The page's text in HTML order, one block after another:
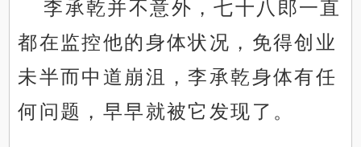
李承乾并不意外，七十八郎一直
都在监控他的身体状况，免得创业
未半而中道崩沮，李承乾身体有任
何问题，早早就被它发现了。